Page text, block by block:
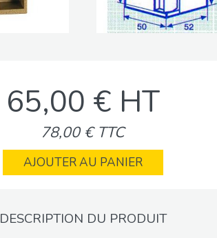
65,00 € HT
78,00 € TTC
AJOUTER AU PANIER
DESCRIPTION DU PRODUIT